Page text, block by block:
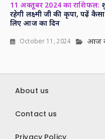
11 अक्तूबर 2024 का राशिफल:
रहेगी लक्ष्मी जी की कृपा, पढ़ें
लिए आज का दिन
October 11, 2024 आज
About us
Contact us
Privacy Policy